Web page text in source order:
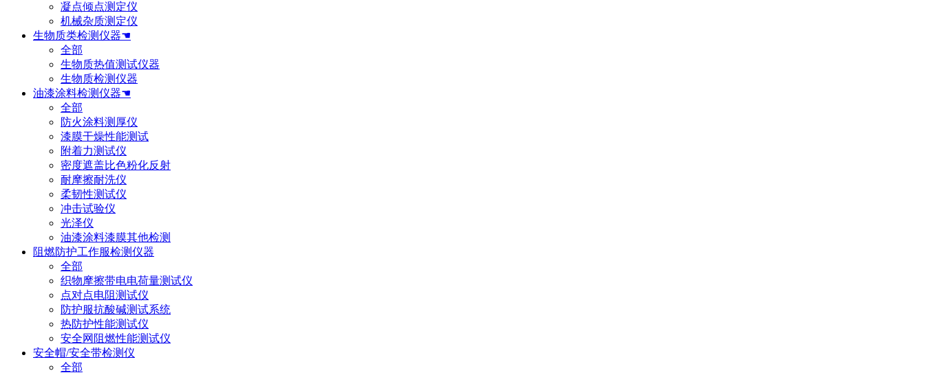
凝点倾点测定仪
机械杂质测定仪
生物质类检测仪器☚
全部
生物质热值测试仪器
生物质检测仪器
油漆涂料检测仪器☚
全部
防火涂料测厚仪
漆膜干燥性能测试
附着力测试仪
密度遮盖比色粉化反射
耐摩擦耐洗仪
柔韧性测试仪
冲击试验仪
光泽仪
油漆涂料漆膜其他检测
阻燃防护工作服检测仪器
全部
织物摩擦带电电荷量测试仪
点对点电阻测试仪
防护服抗酸碱测试系统
热防护性能测试仪
安全网阻燃性能测试仪
安全帽/安全带检测仪
全部